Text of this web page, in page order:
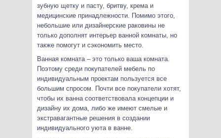
зубную щетку и пасту, бритву, крема и
медицинские принадлежности. Помимо этого,
небольшие или дизайнерские раковины не
только дополнят интерьер ванной комнаты, но
также помогут и сэкономить место.
Ванная комната – это только ваша комната.
Поэтому среди покупателей мебель по
индивидуальным проектам пользуется все
большим спросом. Почти все покупатели хотят,
чтобы их ванна соответствовала концепции и
дизайну их дома, либо же имеют смелые и
экстравагантные решения в создании
индивидуального уюта в ванне.